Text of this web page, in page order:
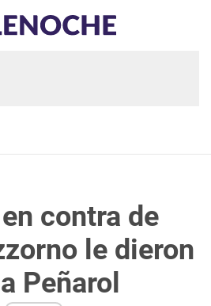
contra de
le dieron
Peñarol